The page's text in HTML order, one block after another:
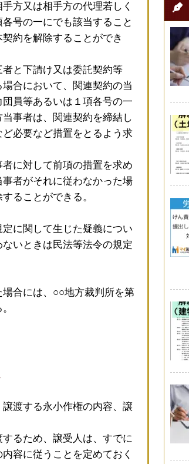
方又は相手方の代理若しく
号の一にでも該当すること
約を解除することができ
と下請け又は委託契約等
合において、関連契約の当
員等あるいは１項各号の一
事者は、関連契約を締結し
必要など措置をとるよう求
に対して前項の措置を求め
者がそれに従わなかった場
ることができる。
に関して生じた疑義につい
いときは民法等法令の規定
合には、○○地方裁判所を第
渡する永小作権の内容、譲
るため、譲受人は、すでに
容に従うことを定めておく